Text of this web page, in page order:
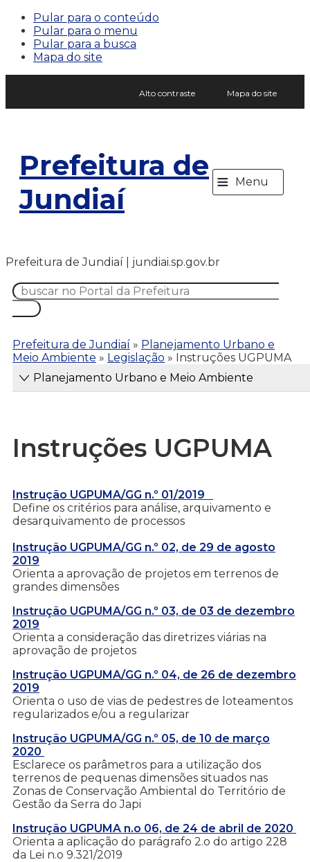
Pular para o conteúdo
Pular para o menu
Pular para a busca
Mapa do site
Alto contraste Mapa do site
Prefeitura de
Jundiaí
≡ Menu
Prefeitura de Jundiaí | jundiai.sp.gov.br
Prefeitura de Jundiaí » Planejamento Urbano e
Meio Ambiente » Legislação » Instruções UGPUMA
Planejamento Urbano e Meio Ambiente
Instruções UGPUMA
Instrução UGPUMA/GG n.º 01/2019
Define os critérios para análise, arquivamento e
desarquivamento de processos
Instrução UGPUMA/GG n.º 02, de 29 de agosto
2019
Orienta a aprovação de projetos em terrenos de
grandes dimensões
Instrução UGPUMA/GG n.º 03, de 03 de dezembro
2019
Orienta a consideração das diretrizes viárias na
aprovação de projetos
Instrução UGPUMA/GG n.º 04, de 26 de dezembro
2019
Orienta o uso de vias de pedestres de loteamentos
regularizados e/ou a regularizar
Instrução UGPUMA/GG n.º 05, de 10 de março
2020
Esclarece os parâmetros para a utilização dos
terrenos de pequenas dimensões situados nas
Zonas de Conservação Ambiental do Território de
Gestão da Serra do Japi
Instrução UGPUMA n.o 06, de 24 de abril de 2020
Orienta a aplicação do parágrafo 2.o do artigo 228
da Lei n.o 9.321/2019